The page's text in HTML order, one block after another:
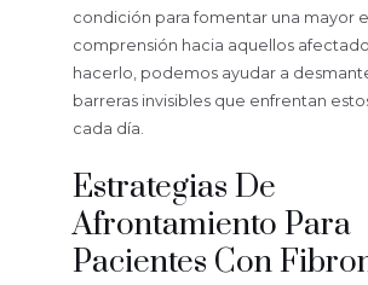
condición para fomentar una mayor
comprensión hacia aquellos
hacerlo, podemos ayudar a
barreras invisibles que enfrentan
cada día.
Estrategias De
Afrontamiento Para
Pacientes Con